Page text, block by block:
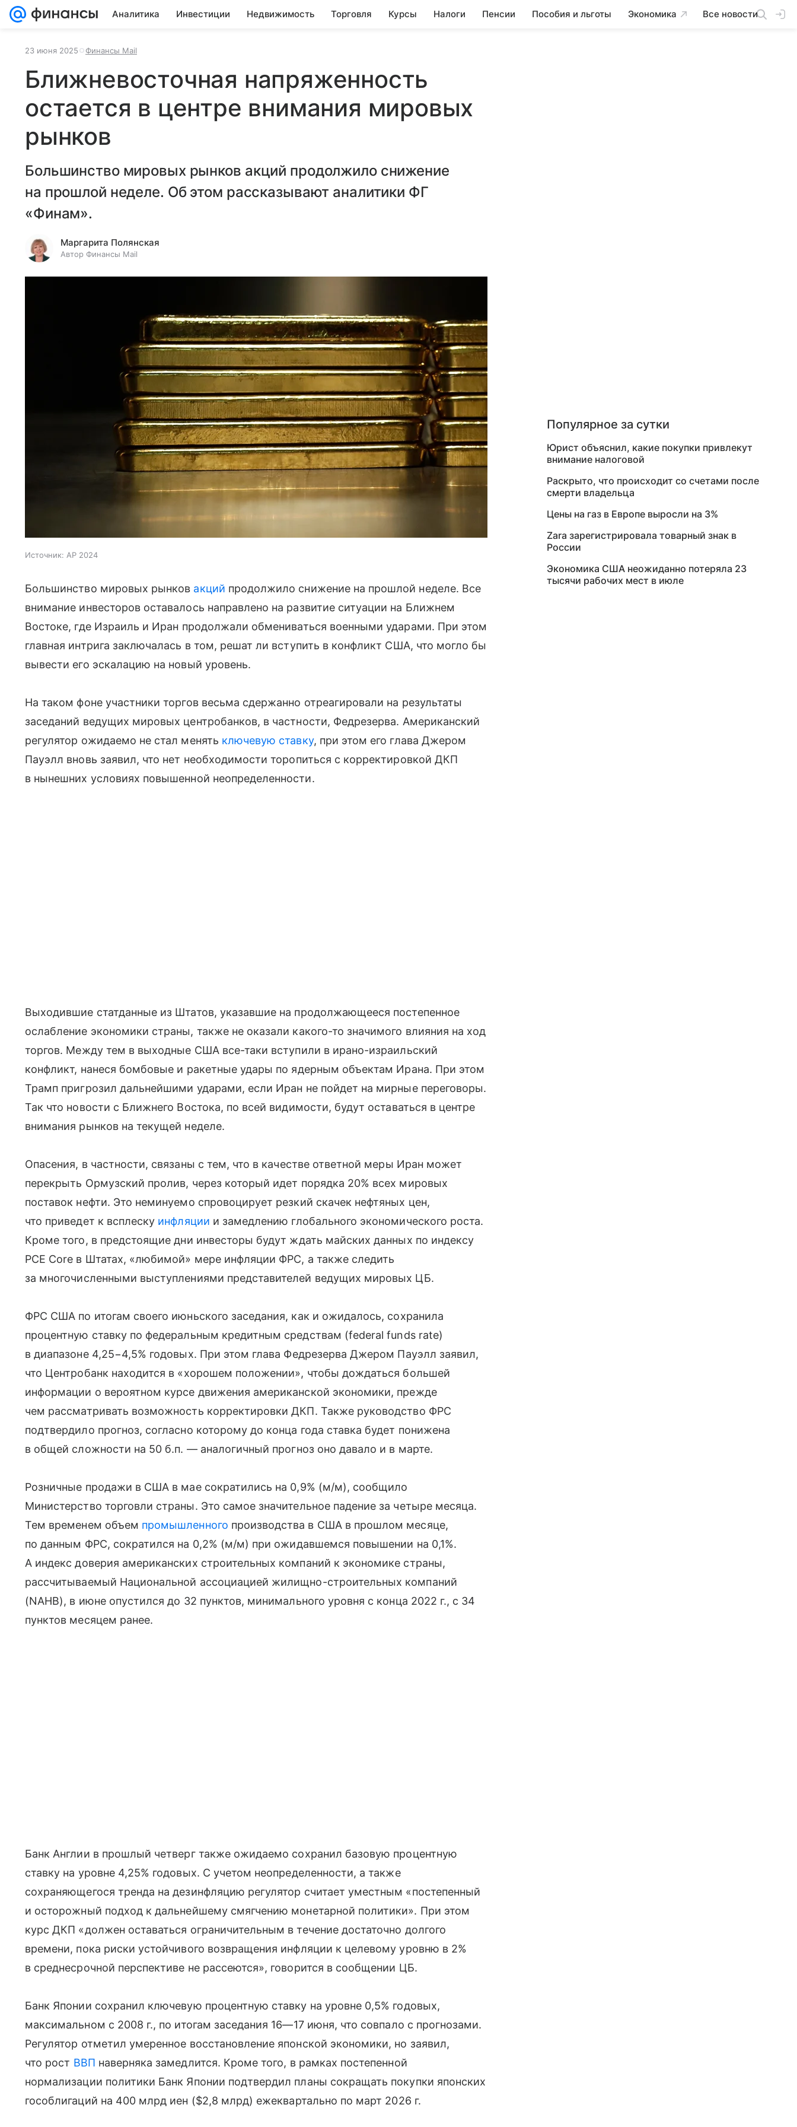
Аналитика Инвестиции Недвижимость Торговля Курсы Налоги Пенсии Пособия и льготы Экономика Все новости
23 июня 2025 Финансы Mail
Ближневосточная напряженность
остается в центре внимания мировых
рынков
Большинство мировых рынков акций продолжило снижение
на прошлой неделе. Об этом рассказывают аналитики ФГ
«Финам».
Маргарита Полянская
Автор Финансы Mail
Источник: AP 2024
Большинство мировых рынков акций продолжило снижение на прошлой неделе. Все
внимание инвесторов оставалось направлено на развитие ситуации на Ближнем
Востоке, где Израиль и Иран продолжали обмениваться военными ударами. При этом
главная интрига заключалась в том, решат ли вступить в конфликт США, что могло бы
вывести его эскалацию на новый уровень.
На таком фоне участники торгов весьма сдержанно отреагировали на результаты
заседаний ведущих мировых центробанков, в частности, Федрезерва. Американский
регулятор ожидаемо не стал менять ключевую ставку, при этом его глава Джером
Пауэлл вновь заявил, что нет необходимости торопиться с корректировкой ДКП
в нынешних условиях повышенной неопределенности.
Выходившие статданные из Штатов, указавшие на продолжающееся постепенное
ослабление экономики страны, также не оказали какого-то значимого влияния на ход
торгов. Между тем в выходные США все-таки вступили в ирано-израильский
конфликт, нанеся бомбовые и ракетные удары по ядерным объектам Ирана. При этом
Трамп пригрозил дальнейшими ударами, если Иран не пойдет на мирные переговоры.
Так что новости с Ближнего Востока, по всей видимости, будут оставаться в центре
внимания рынков на текущей неделе.
Опасения, в частности, связаны с тем, что в качестве ответной меры Иран может
перекрыть Ормузский пролив, через который идет порядка 20% всех мировых
поставок нефти. Это неминуемо спровоцирует резкий скачек нефтяных цен,
что приведет к всплеску инфляции и замедлению глобального экономического роста.
Кроме того, в предстоящие дни инвесторы будут ждать майских данных по индексу
PCE Core в Штатах, «любимой» мере инфляции ФРС, а также следить
за многочисленными выступлениями представителей ведущих мировых ЦБ.
ФРС США по итогам своего июньского заседания, как и ожидалось, сохранила
процентную ставку по федеральным кредитным средствам (federal funds rate)
в диапазоне 4,25−4,5% годовых. При этом глава Федрезерва Джером Пауэлл заявил,
что Центробанк находится в «хорошем положении», чтобы дождаться большей
информации о вероятном курсе движения американской экономики, прежде
чем рассматривать возможность корректировки ДКП. Также руководство ФРС
подтвердило прогноз, согласно которому до конца года ставка будет понижена
в общей сложности на 50 б.п. — аналогичный прогноз оно давало и в марте.
Розничные продажи в США в мае сократились на 0,9% (м/м), сообщило
Министерство торговли страны. Это самое значительное падение за четыре месяца.
Тем временем объем промышленного производства в США в прошлом месяце,
по данным ФРС, сократился на 0,2% (м/м) при ожидавшемся повышении на 0,1%.
А индекс доверия американских строительных компаний к экономике страны,
рассчитываемый Национальной ассоциацией жилищно-строительных компаний
(NAHB), в июне опустился до 32 пунктов, минимального уровня с конца 2022 г., с 34
пунктов месяцем ранее.
Банк Англии в прошлый четверг также ожидаемо сохранил базовую процентную
ставку на уровне 4,25% годовых. С учетом неопределенности, а также
сохраняющегося тренда на дезинфляцию регулятор считает уместным «постепенный
и осторожный подход к дальнейшему смягчению монетарной политики». При этом
курс ДКП «должен оставаться ограничительным в течение достаточно долгого
времени, пока риски устойчивого возвращения инфляции к целевому уровню в 2%
в среднесрочной перспективе не рассеются», говорится в сообщении ЦБ.
Банк Японии сохранил ключевую процентную ставку на уровне 0,5% годовых,
максимальном с 2008 г., по итогам заседания 16—17 июня, что совпало с прогнозами.
Регулятор отметил умеренное восстановление японской экономики, но заявил,
что рост ВВП наверняка замедлится. Кроме того, в рамках постепенной
нормализации политики Банк Японии подтвердил планы сокращать покупки японских
гособлигаций на 400 млрд иен ($2,8 млрд) ежеквартально по март 2026 г.
Популярное за сутки
Юрист объяснил, какие покупки привлекут
внимание налоговой
Раскрыто, что происходит со счетами после
смерти владельца
Цены на газ в Европе выросли на 3%
Zara зарегистрировала товарный знак в
России
Экономика США неожиданно потеряла 23
тысячи рабочих мест в июле